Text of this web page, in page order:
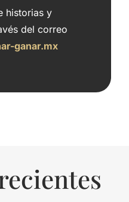
historias y
del correo
ganar.mx